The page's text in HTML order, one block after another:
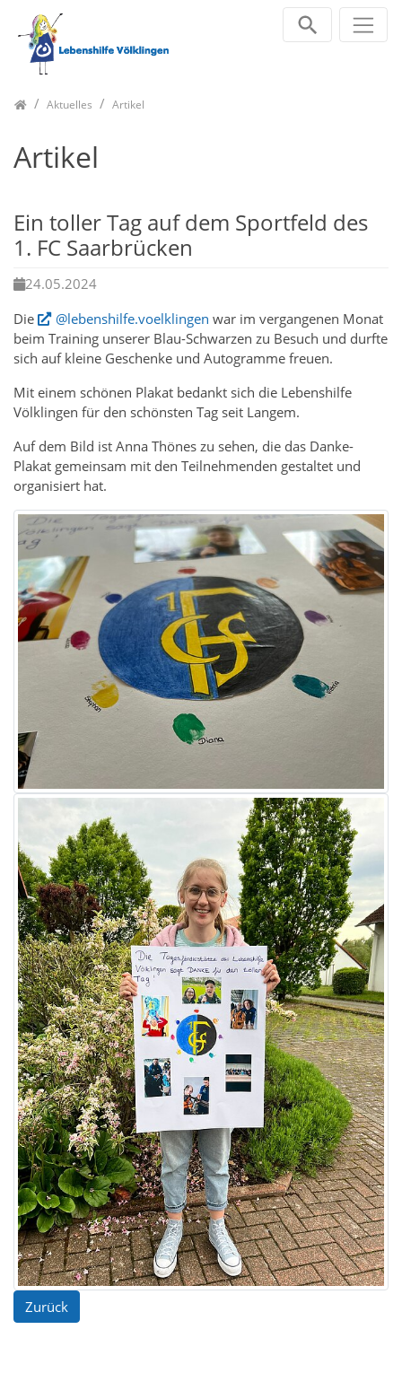
Zum Inhalt springen
HomeAktuelles Artikel
Artikel
Ein toller Tag auf dem Sportfeld des
1. FC Saarbrücken
24.05.2024
Die
@lebenshilfe.voelklingen war im vergangenen Monat
beim Training unserer Blau-Schwarzen zu Besuch und durfte
sich auf kleine Geschenke und Autogramme freuen.
Mit einem schönen Plakat bedankt sich die Lebenshilfe
Völklingen für den schönsten Tag seit Langem.
Auf dem Bild ist Anna Thönes zu sehen, die das Danke-
Plakat gemeinsam mit den Teilnehmenden gestaltet und
organisiert hat.
Zurück